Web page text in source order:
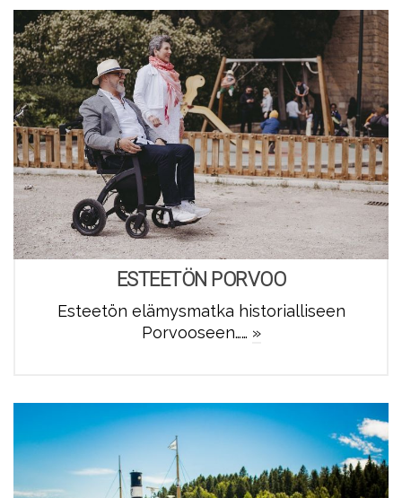
ESTEETÖN PORVOO
Esteetön elämysmatka historialliseen
Porvooseen…… »